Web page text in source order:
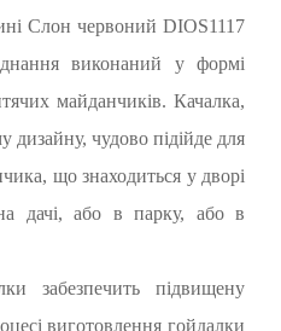
Слон червоний DIOS1117
виконаний у формі
майданчиків. Качалка,
дизайну, чудово підійде для
що знаходиться у дворі
дачі, або в парку, або в
забезпечить підвищену
виготовлення гойдалки